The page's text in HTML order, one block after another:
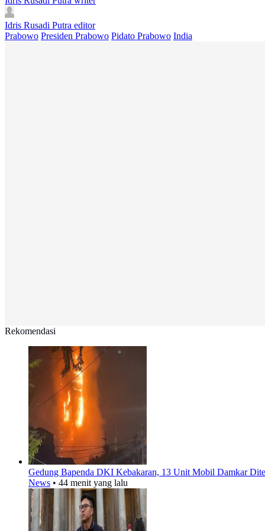
Idris Rusadi Putra editor
Prabowo Presiden Prabowo Pidato Prabowo India
Rekomendasi
Gedung Bapenda DKI Kebakaran, 13 Unit Mobil Damkar
News • 44 menit yang lalu